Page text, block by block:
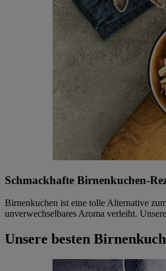
Schmackhafte Birnenkuchen-
Birnenkuchen ist eine tolle Alternative
unverwechselbares Aroma verleiht.
Unsere besten